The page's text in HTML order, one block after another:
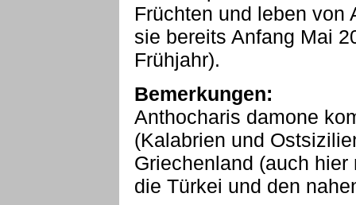
Früchten und leben von
sie bereits Anfang Mai
Frühjahr).
Bemerkungen:
Anthocharis damone
(Kalabrien und
Griechenland (auch
die Türkei und den